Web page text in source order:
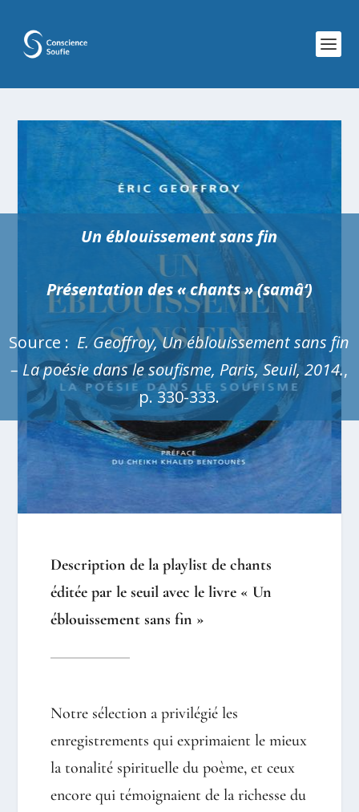
Un éblouissement sans fin
Présentation des « chants » (samâ‘)
Source : E. Geoffroy,Unéblouissement sans fin
– La poésie dans le soufisme, Paris, Seuil, 2014.,
p. 330-333.
Description de la playlist de chants
éditée par le seuil avec le livre « Un
éblouissement sans fin »
Notre sélection a privilégié les
enregistrements qui exprimaient le mieux
la tonalité spirituelle du poème, et ceux
encore qui témoignaient de la richesse du